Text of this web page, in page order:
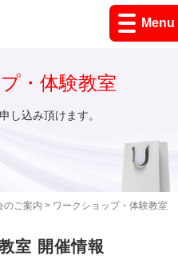
Menu
のご案内 > ワークショップ・体験教室
・体験教室
し込み頂けます。
室 開催情報